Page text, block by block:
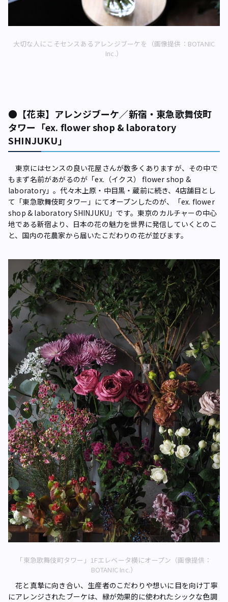
大切な人にこそセンスあるアレンジブーケを（画像提供：BOTANIC
Inc.）
●【花束】アレンジブーケ／新宿・東急歌舞伎町
タワー「ex. flower shop & laboratory
SHINJUKU」
東京にはセンスの良い花屋さんが数多くありますが、その中で
もまず名前があがるのが「ex.（イクス） flower shop &
laboratory」。代々木上原・中目黒・蔵前に続き、4店舗目とし
て「東急歌舞伎町タワー」にてオープンしたのが、「ex. flower
shop & laboratory SHINJUKU」です。東京のカルチャーの中心
地である新宿より、日本の花の魅力を世界に発信していくとのこ
と、国内の花農家から届いたこだわりの花が並びます。
「東急歌舞伎町タワー」1Fエレベータ横にオープン（画像提供：
BOTANIC Inc.）
花と真摯に向き合い、生産者のこだわりや想いに目を向け丁寧
にアレンジされたブーケは、緑が効果的に使われたシックな色調